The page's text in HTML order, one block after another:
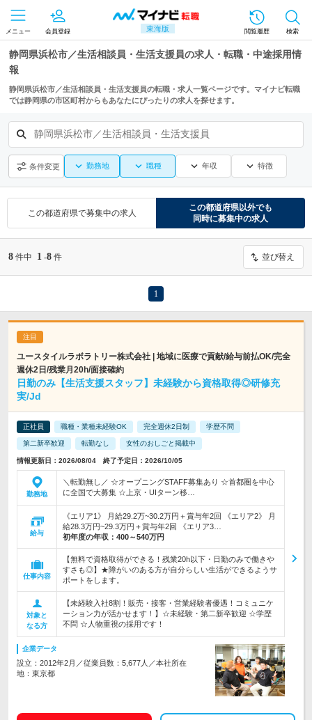
東海版
メニュー 会員登録 閲覧履歴 検索
静岡県浜松市／生活相談員・生活支援員の求人・転職・中途採用情
報
静岡県浜松市／生活相談員・生活支援員の転職・求人一覧ページです。マイナビ転職
では静岡県の市区町村からもあなたにぴったりの求人を探せます。
静岡県浜松市／生活相談員・生活支援員
条件変更 勤務地 職種 年収 特徴
この都道府県で募集中の求人
この都道府県以外でも
同時に募集中の求人
8 件中 1 -8 件 並び替え
1
ユースタイルラボラトリー株式会社 | 地域に医療で貢献/給与前払OK/完全
週休2日/残業月20h/面接確約
日勤のみ【生活支援スタッフ】未経験から資格取得◎研修充
実/Jd
正社員 職種・業種未経験OK 完全週休2日制 学歴不問
第二新卒歓迎 転勤なし 女性のおしごと掲載中
情報更新日：2026/08/04 終了予定日：2026/10/05
勤務地
＼転勤無し／ ☆オープニングSTAFF募集あり ☆首都圏を中心
に全国で大募集 ☆上京・UIターン移…
給与
《エリア1》 月給29.2万~30.2万円＋賞与年2回 《エリア2》 月
給28.3万円~29.3万円＋賞与年2回 《エリア3…
初年度の年収： 400～540万円
仕事内容
【無料で資格取得ができる！残業20h以下・日勤のみで働きや
すさも◎】★障がいのある方が自分らしい生活ができるようサ
ポートをします。
対象と
なる方
【未経験入社8割！販売・接客・営業経験者優遇！コミュニケ
ーション力が活かせます！】☆未経験・第二新卒歓迎 ☆学歴
不問 ☆人物重視の採用です！
企業データ
設立：2012年2月／従業員数：5,677人／本社所在
地：東京都